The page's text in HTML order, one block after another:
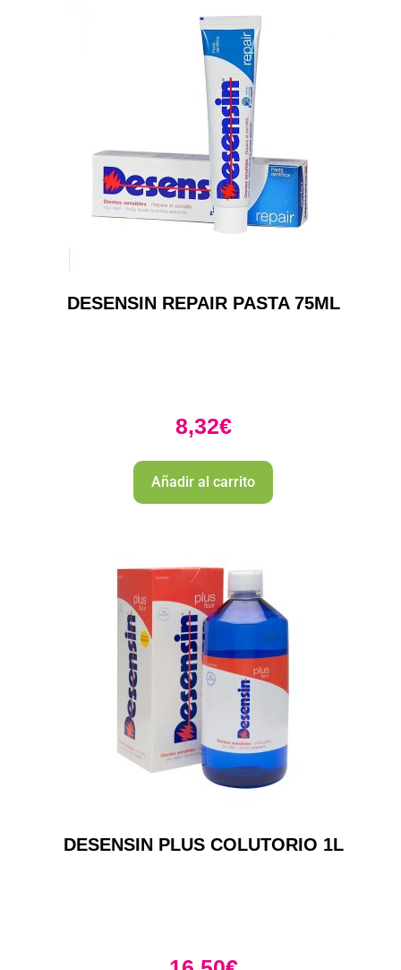
DESENSIN REPAIR PASTA 75ML
8,32€
Añadir al carrito
DESENSIN PLUS COLUTORIO 1L